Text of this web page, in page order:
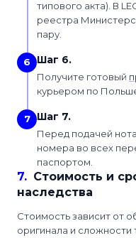
типового акта). В
реестра
пару.
6 Шаг 6.
Получите готовый
курьером по
7 Шаг 7.
Перед подачей
номера во всех
паспортом.
7. Стоимость и
наследства
Стоимость зависит от
оригинала и сложности